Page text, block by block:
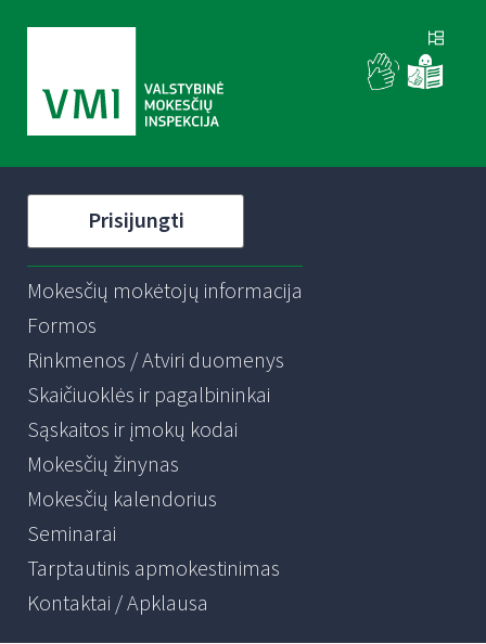
Prisijungti
Mokesčių mokėtojų informacija
Formos
Rinkmenos / Atviri duomenys
Skaičiuoklės ir pagalbininkai
Sąskaitos ir įmokų kodai
Mokesčių žinynas
Mokesčių kalendorius
Seminarai
Tarptautinis apmokestinimas
Kontaktai / Apklausa